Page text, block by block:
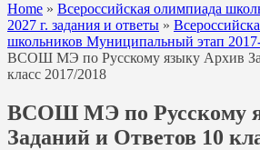
Home » Всероссийская олимпиада
2027 г. задания и ответы »
школьников Муниципальный этап
ВСОШ МЭ по Русскому языку Архив
класс 2017/2018
ВСОШ МЭ по Русскому
Заданий и Ответов 10